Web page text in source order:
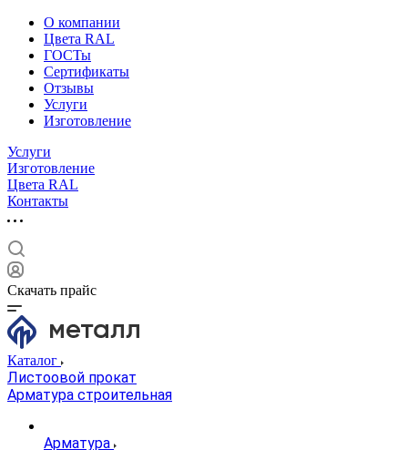
О компании
Цвета RAL
ГОСТы
Сертификаты
Отзывы
Услуги
Изготовление
Услуги
Изготовление
Цвета RAL
Контакты
Скачать прайс
Каталог
Листоовой прокат
Арматура строительная
Арматура